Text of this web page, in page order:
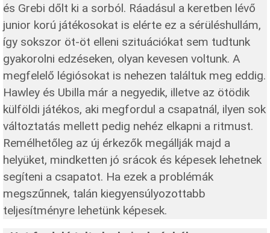
és Grebi dőlt ki a sorból. Ráadásul a keretben lévő
junior korú játékosokat is elérte ez a sérüléshullám,
így sokszor öt-öt elleni szituációkat sem tudtunk
gyakorolni edzéseken, olyan kevesen voltunk. A
megfelelő légiósokat is nehezen találtuk meg eddig.
Hawley és Ubilla már a negyedik, illetve az ötödik
külföldi játékos, aki megfordul a csapatnál, ilyen sok
változtatás mellett pedig nehéz elkapni a ritmust.
Remélhetőleg az új érkezők megállják majd a
helyüket, mindketten jó srácok és képesek lehetnek
segíteni a csapatot. Ha ezek a problémák
megszűnnek, talán kiegyensúlyozottabb
teljesítményre lehetünk képesek.